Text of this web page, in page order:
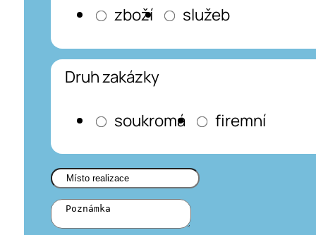
zboží služeb
Druh zakázky
soukromá firemní